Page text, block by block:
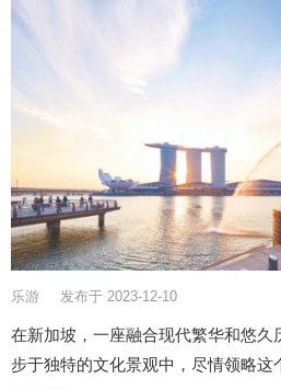
乐游 发布于 2023-12-10
在新加坡，一座融合现代繁华和悠久
步于独特的文化景观中，尽情领略